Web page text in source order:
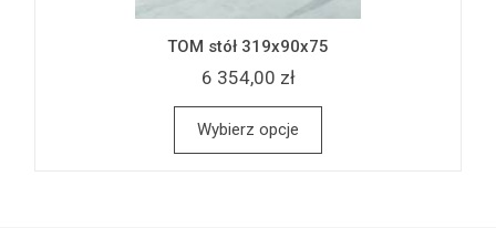
TOM stół 319x90x75
6 354,00 zł
Wybierz opcje